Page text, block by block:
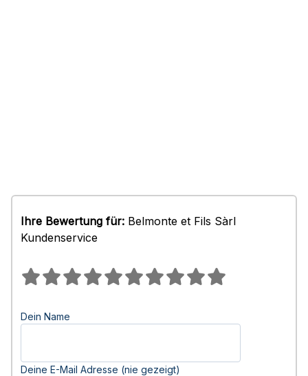
Ihre Bewertung für: Belmonte et Fils Sàrl
Kundenservice
Dein Name
Deine E-Mail Adresse (nie gezeigt)